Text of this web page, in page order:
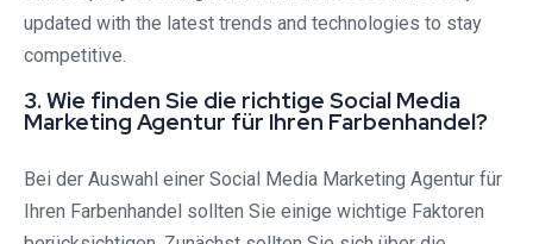
updated with the latest trends and technologies to stay
competitive.
3. Wie finden Sie die richtige Social Media
Marketing Agentur für Ihren Farbenhandel?
Bei der Auswahl einer Social Media Marketing Agentur für
Ihren Farbenhandel sollten Sie einige wichtige Faktoren